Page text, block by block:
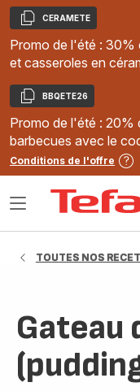
Copier
CERAMETE
Promo de l'été : 30%
et casseroles en
Copier
BBQETE26
Promo de l'été : 20%
barbecues avec le
Conditions de l'offre
Ouvrir
TOUTES NOS
Gateau